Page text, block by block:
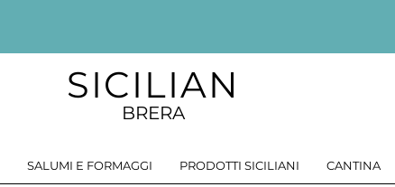
SICILIAN
BRERA
SALUMI E FORMAGGI PRODOTTI SICILIANI CANTINA